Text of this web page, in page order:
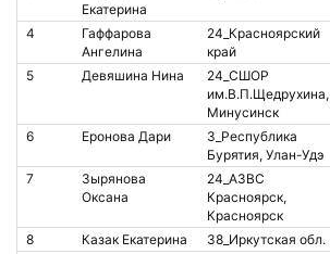
Екатерина
4
Гаффарова
Ангелина
24_Красноярский
край
5 Девяшина Нина
24_СШОР
им.В.П.Щедрухина,
Минусинск
6 Еронова Дари
3_Республика
Бурятия, Улан-Удэ
7
Зырянова
Оксана
24_АЗВС
Красноярск,
Красноярск
8 Казак Екатерина 38_Иркутская обл.